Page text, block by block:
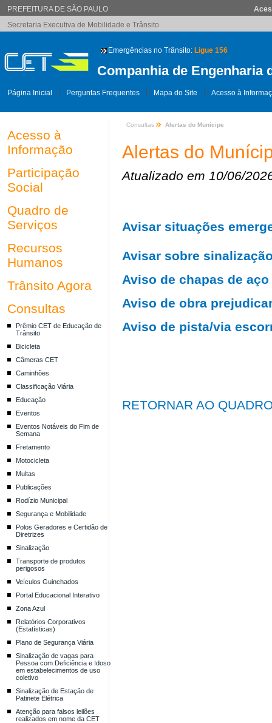
PREFEITURA DE SÃO PAULO
Secretaria Executiva de Mobilidade e Trânsito
Emergências no Trânsito: Ligue 156
Companhia de Engenharia
Página Inicial Perguntas Frequentes Mapa do Site Acesso à
Acesso à
Informação
Participação
Social
Quadro de
Serviços
Recursos
Humanos
Trânsito Agora
Consultas
Prêmio CET de Educação de
Trânsito
Bicicleta
Câmeras CET
Caminhões
Classificação Viária
Educação
Eventos
Eventos Notáveis do Fim de
Semana
Fretamento
Motocicleta
Multas
Publicações
Rodízio Municipal
Segurança e Mobilidade
Polos Geradores e Certidão de
Diretrizes
Sinalização
Transporte de produtos
perigosos
Veículos Guinchados
Portal Educacional Interativo
Zona Azul
Relatórios Corporativos
(Estatísticas)
Plano de Segurança Viária
Sinalização de vagas para
Pessoa com Deficiência e Idoso
em estabelecimentos de uso
coletivo
Sinalização de Estação de
Patinete Elétrica
Atenção para falsos leilões
realizados em nome da CET
Consultas Alertas do Munícipe
Alertas do
Atualizado em 10/06/
Avisar situações
Avisar sobre
Aviso de chapas de
Aviso de obra
Aviso de pista/via
RETORNAR AO